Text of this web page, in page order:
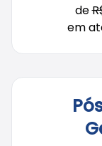
de
em